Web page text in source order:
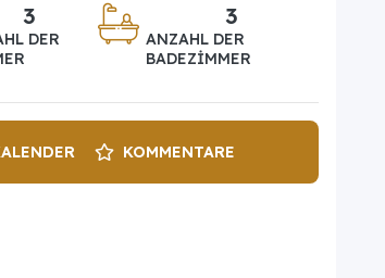
3
DER
3
ANZAHL DER
BADEZIMMER
KOMMENTARE